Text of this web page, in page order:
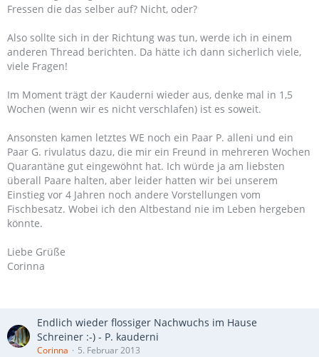
Fressen die das selber auf? Nicht, oder?
Also sollte sich in der Richtung was tun, werde ich in einem
anderen Thread berichten. Da hätte ich dann sicherlich viele,
viele Fragen!
Im Moment trägt der Kauderni wieder aus, denke mal in 1,5
Wochen (wenn wir es nicht verschlafen) ist es soweit.
Ansonsten kamen letztes WE noch ein Paar P. alleni und ein
Paar G. rivulatus dazu, die mir ein Freund in mehreren Wochen
Quarantäne gut eingewöhnt hat. Ich würde ja am liebsten
überall Paare halten, aber leider hatten wir bei unserem
Einstieg vor 4 Jahren noch andere Vorstellungen vom
Fischbesatz. Wobei ich den Altbestand nie im Leben hergeben
könnte.
Liebe Grüße
Corinna
Endlich wieder flossiger Nachwuchs im Hause
Schreiner :-) - P. kauderni
Corinna 5. Februar 2013